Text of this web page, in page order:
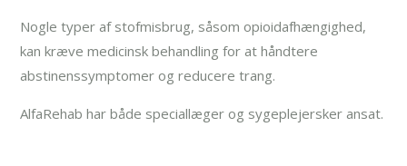
Nogle typer af stofmisbrug, såsom opioidafhængighed,
kan kræve medicinsk behandling for at håndtere
abstinenssymptomer og reducere trang.
AlfaRehab har både speciallæger og sygeplejersker ansat.